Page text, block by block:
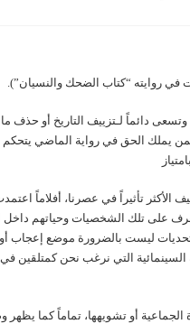
في روايته “كتاب الضحك والنسيان”).
دائماً لـتزييف التاريخ أو حذف
يملك الحق في رواية الماضي
الأكثر تأثيراً في عصرنا، أفلاماً
على تلك الشخصيات وحياتهم داخل
ليست بالضرورة موضع إعجاب
التي نرغب نحن كمتلقين في
أو تشويهها، تماماً كما يظهر